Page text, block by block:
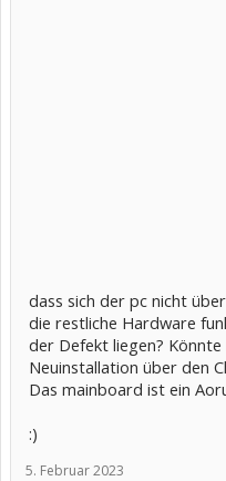
dass sich der pc nicht
die restliche Hardware
der Defekt liegen?
Neuinstallation über den
Das mainboard ist ein
:)
5. Februar 2023